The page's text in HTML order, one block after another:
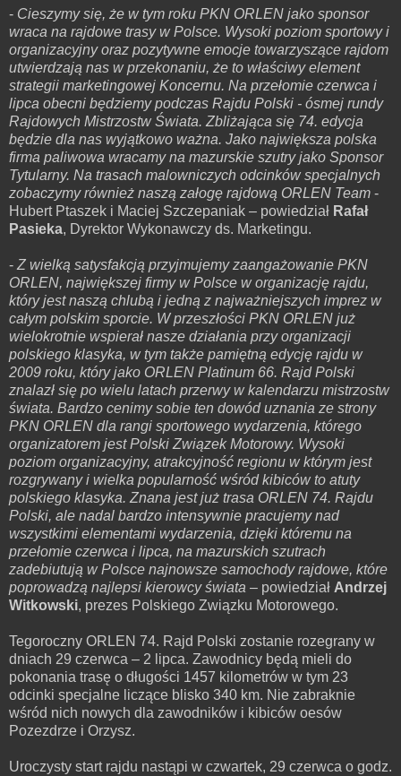
- Cieszymy się, że w tym roku PKN ORLEN jako sponsor
wraca na rajdowe trasy w Polsce. Wysoki poziom sportowy i
organizacyjny oraz pozytywne emocje towarzyszące rajdom
utwierdzają nas w przekonaniu, że to właściwy element
strategii marketingowej Koncernu. Na przełomie czerwca i
lipca obecni będziemy podczas Rajdu Polski - ósmej rundy
Rajdowych Mistrzostw Świata. Zbliżająca się 74. edycja
będzie dla nas wyjątkowo ważna. Jako największa polska
firma paliwowa wracamy na mazurskie szutry jako Sponsor
Tytularny. Na trasach malowniczych odcinków specjalnych
zobaczymy również naszą załogę rajdową ORLEN Team -
Hubert Ptaszek i Maciej Szczepaniak – powiedział Rafał
Pasieka, Dyrektor Wykonawczy ds. Marketingu.
- Z wielką satysfakcją przyjmujemy zaangażowanie PKN
ORLEN, największej firmy w Polsce w organizację rajdu,
który jest naszą chlubą i jedną z najważniejszych imprez w
całym polskim sporcie. W przeszłości PKN ORLEN już
wielokrotnie wspierał nasze działania przy organizacji
polskiego klasyka, w tym także pamiętną edycję rajdu w
2009 roku, który jako ORLEN Platinum 66. Rajd Polski
znalazł się po wielu latach przerwy w kalendarzu mistrzostw
świata. Bardzo cenimy sobie ten dowód uznania ze strony
PKN ORLEN dla rangi sportowego wydarzenia, którego
organizatorem jest Polski Związek Motorowy. Wysoki
poziom organizacyjny, atrakcyjność regionu w którym jest
rozgrywany i wielka popularność wśród kibiców to atuty
polskiego klasyka. Znana jest już trasa ORLEN 74. Rajdu
Polski, ale nadal bardzo intensywnie pracujemy nad
wszystkimi elementami wydarzenia, dzięki któremu na
przełomie czerwca i lipca, na mazurskich szutrach
zadebiutują w Polsce najnowsze samochody rajdowe, które
poprowadzą najlepsi kierowcy świata – powiedział Andrzej
Witkowski, prezes Polskiego Związku Motorowego.
Tegoroczny ORLEN 74. Rajd Polski zostanie rozegrany w
dniach 29 czerwca – 2 lipca. Zawodnicy będą mieli do
pokonania trasę o długości 1457 kilometrów w tym 23
odcinki specjalne liczące blisko 340 km. Nie zabraknie
wśród nich nowych dla zawodników i kibiców oesów
Pozezdrze i Orzysz.
Uroczysty start rajdu nastąpi w czwartek, 29 czerwca o godz.